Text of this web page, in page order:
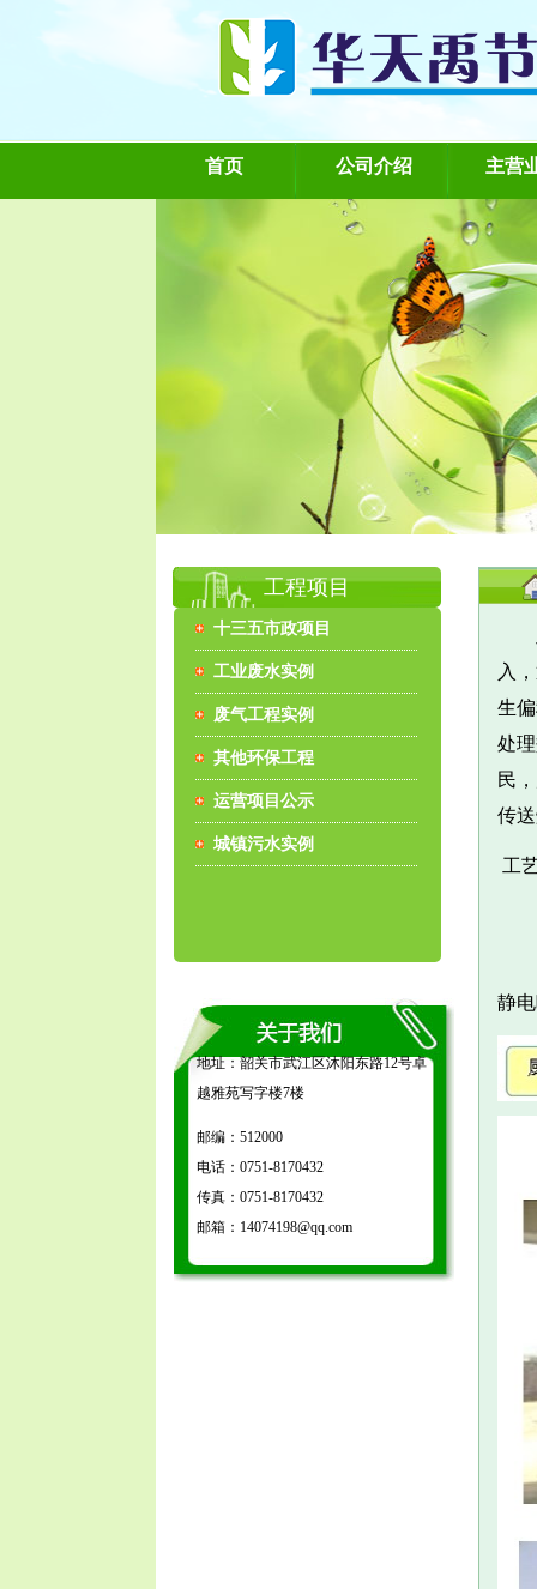
首页 公司介绍 主营
工程项目
十三五市政项目
工业废水实例
废气工程实例
其他环保工程
运营项目公示
城镇污水实例
地址：韶关市武江区沐阳东路12号卓
越雅苑写字楼7楼
邮编：512000
电话：0751-8170432
传真：0751-8170432
邮箱：14074198@qq.com
入
生
处
民
传
工
静